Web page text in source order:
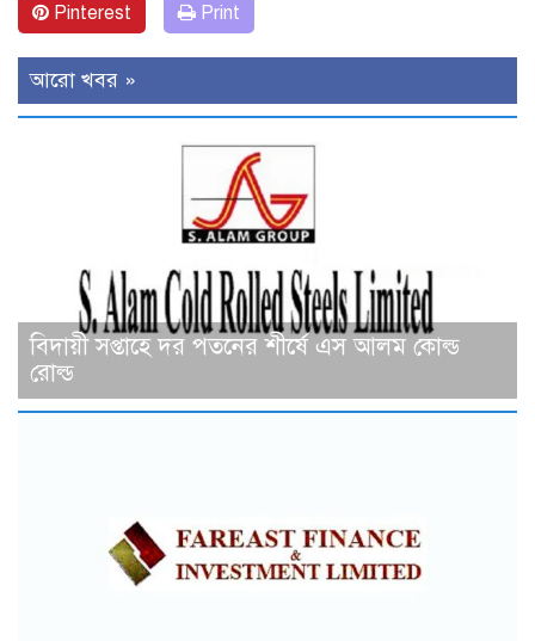
Pinterest Print
আরো খবর »
বিদায়ী সপ্তাহে দর পতনের শীর্ষে এস আলম কোল্ড
রোল্ড